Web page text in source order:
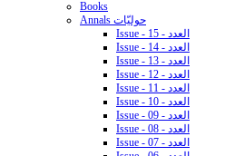
Books
Annals حوليّات
Issue - 15 - العدد
Issue - 14 - العدد
Issue - 13 - العدد
Issue - 12 - العدد
Issue - 11 - العدد
Issue - 10 - العدد
Issue - 09 - العدد
Issue - 08 - العدد
Issue - 07 - العدد